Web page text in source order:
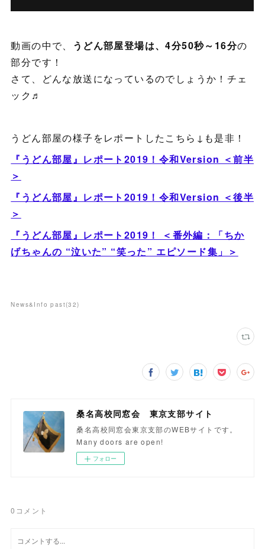
動画の中で、 うどん部屋登場は、4分50秒～16分の
部分です！
さて、どんな放送になっているのでしょうか！チェ
ック♬
うどん部屋の様子をレポートしたこちら↓も是非！
『うどん部屋』レポート2019！令和Version ＜前半
＞
『うどん部屋』レポート2019！令和Version ＜後半
＞
『うどん部屋』レポート2019！ ＜番外編：「ちか
げちゃんの “泣いた” “笑った” エピソード集」＞
News&Info past(32)
桑名高校同窓会 東京支部サイト
桑名高校同窓会東京支部のWEBサイトです。
Many doors are open!
フォロー
0 コメント